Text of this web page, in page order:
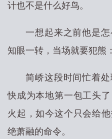
计也不是什么好鸟。
一想起来之前他是
知眼一转，当场就要犯熊
简峤这段时间忙着
快成为本地第一包工头
火起，如今这个只会给
绝萧融的命令。